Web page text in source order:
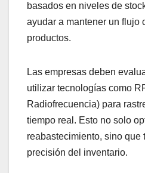
basados en niveles de
ayudar a mantener un flujo
productos.
Las empresas deben
utilizar tecnologías como
Radiofrecuencia) para
tiempo real. Esto no solo
reabastecimiento, sino que
precisión del inventario.